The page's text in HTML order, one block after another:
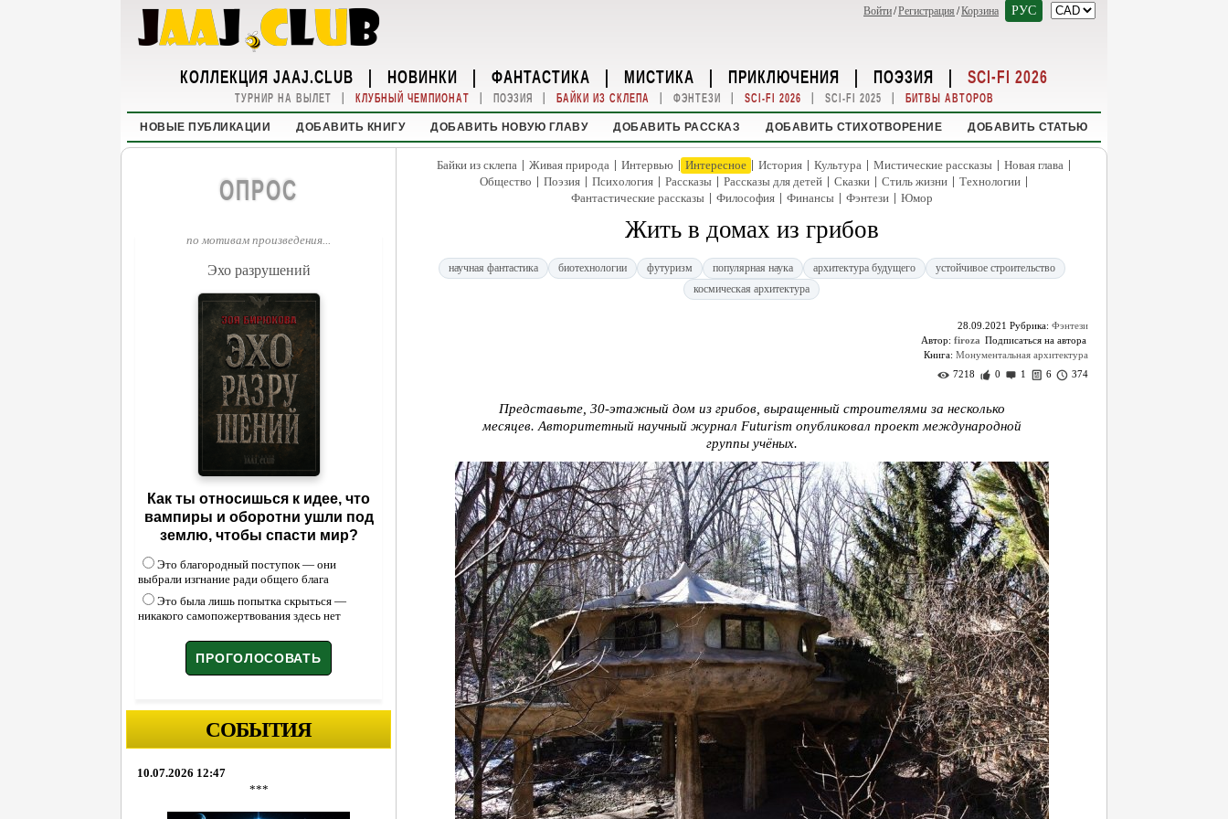
Войти/Регистрация /Корзина РУС
КОЛЛЕКЦИЯ JAAJ.CLUB | НОВИНКИ | ФАНТАСТИКА | МИСТИКА | ПРИКЛЮЧЕНИЯ | ПОЭЗИЯ | SCI-FI 2026
ТУРНИР НА ВЫЛЕТ | КЛУБНЫЙ ЧЕМПИОНАТ | ПОЭЗИЯ | БАЙКИ ИЗ СКЛЕПА | ФЭНТЕЗИ | SCI-FI 2026 | SCI-FI 2025 | БИТВЫ АВТОРОВ
НОВЫЕ ПУБЛИКАЦИИ ДОБАВИТЬ КНИГУ ДОБАВИТЬ НОВУЮ ГЛАВУ ДОБАВИТЬ РАССКАЗ ДОБАВИТЬ СТИХОТВОРЕНИЕ ДОБАВИТЬ СТАТЬЮ
ОПРОС
по мотивам произведения...
Эхо разрушений
Как ты относишься к идее, что
вампиры и оборотни ушли под
землю, чтобы спасти мир?
Это благородный поступок — они
выбрали изгнание ради общего блага
Это была лишь попытка скрыться —
никакого самопожертвования здесь нет
СОБЫТИЯ
10.07.2026 12:47
***
Байки из склепа | Живая природа | Интервью | Интересное | История | Культура | Мистические рассказы | Новая глава |
Общество | Поэзия | Психология | Рассказы | Рассказы для детей | Сказки | Стиль жизни | Технологии |
Фантастические рассказы | Философия | Финансы | Фэнтези | Юмор
Жить в домах из грибов
научная фантастика биотехнологии футуризм популярная наука архитектура будущего
устойчивое строительство
космическая архитектура
28.09.2021 Рубрика: Фэнтези
Автор: firoza
Книга: Монументальная архитектура
7218
0 1 6 374
Представьте, 30-этажный дом из грибов, выращенный строителями за несколько
месяцев. Авторитетный научный журнал Futurism опубликовал проект международной
группы учёных.